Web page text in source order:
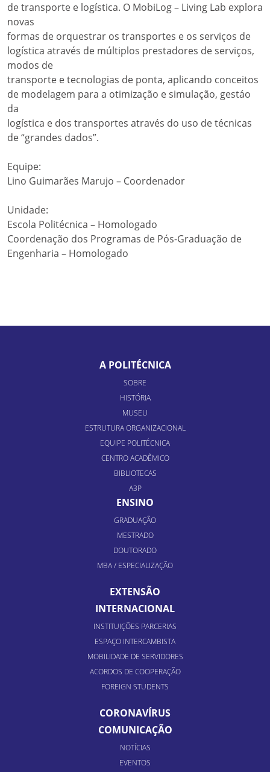
de transporte e logística. O MobiLog – Living Lab explora
novas
formas de orquestrar os transportes e os serviços de
logística através de múltiplos prestadores de serviços,
modos de
transporte e tecnologias de ponta, aplicando conceitos
de modelagem para a otimização e simulação, gestáo
da
logística e dos transportes através do uso de técnicas
de “grandes dados”.
Equipe:
Lino Guimarães Marujo – Coordenador
Unidade:
Escola Politécnica – Homologado
Coordenação dos Programas de Pós-Graduação de
Engenharia – Homologado
A POLITÉCNICA
SOBRE
HISTÓRIA
MUSEU
ESTRUTURA ORGANIZACIONAL
EQUIPE POLITÉCNICA
CENTRO ACADÊMICO
BIBLIOTECAS
A3P
ENSINO
GRADUAÇÃO
MESTRADO
DOUTORADO
MBA / ESPECIALIZAÇÃO
EXTENSÃO
INTERNACIONAL
INSTITUIÇÕES PARCERIAS
ESPAÇO INTERCAMBISTA
MOBILIDADE DE SERVIDORES
ACORDOS DE COOPERAÇÃO
FOREIGN STUDENTS
CORONAVÍRUS
COMUNICAÇÃO
NOTÍCIAS
EVENTOS